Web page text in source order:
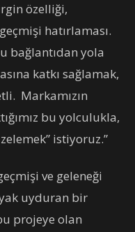
özelliği,
hatırlaması.
bağlantıdan yola
katkı sağlamak,
Markamızın
bu yolculukla,
istiyoruz.”
ve geleneği
uyduran bir
projeye olan